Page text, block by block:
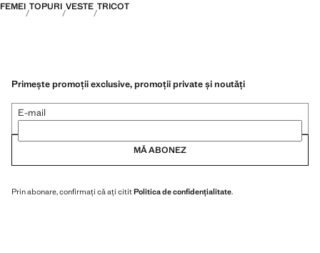
FEMEI TOPURI VESTE TRICOT
Primește promoții exclusive, promoții private și noutăți
E-mail
MĂ ABONEZ
Prin abonare, confirmați că ați cititPolitica de confidențialitate.